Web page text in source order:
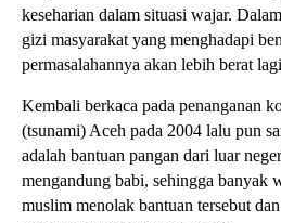
keseharian dalam situasi wajar.
gizi masyarakat yang menghadapi
permasalahannya akan lebih berat
Kembali berkaca pada penanganan
(tsunami) Aceh pada 2004 lalu pun
adalah bantuan pangan dari luar
mengandung babi, sehingga banyak
muslim menolak bantuan tersebut